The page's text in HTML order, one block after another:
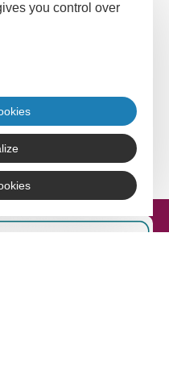
you control over